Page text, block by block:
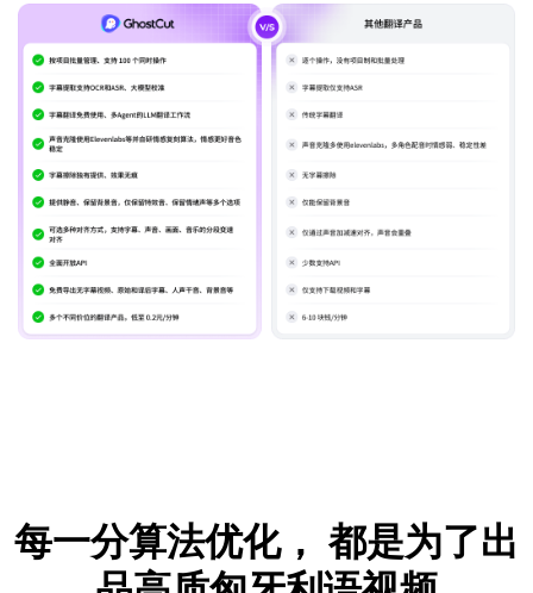
每一分算法优化， 都是为了出